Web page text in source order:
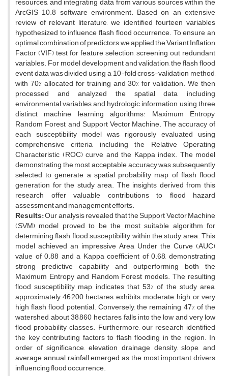
ArcGIS 10.8 software environment. Based on an extensive
review of relevant literature, we identified fourteen variables
hypothesized to influence flash flood occurrence. To ensure an
optimal combination of predictors, we applied the Variant Inflation
Factor (VIF) test for feature selection, screening out redundant
variables. For model development and validation, the flash flood
event data was divided using a 10-fold cross-validation method,
with 70% allocated for training and 30% for validation. We then
processed and analyzed the spatial data, including
environmental variables and hydrologic information, using three
distinct machine learning algorithms: Maximum Entropy,
Random Forest, and Support Vector Machine. The accuracy of
each susceptibility model was rigorously evaluated using
comprehensive criteria, including the Relative Operating
Characteristic (ROC) curve and the Kappa index. The model
demonstrating the most acceptable accuracy was subsequently
selected to generate a spatial probability map of flash flood
generation for the study area. The insights derived from this
research offer valuable contributions to flood hazard
assessment and management efforts.
Results:Our analysis revealed that the Support Vector Machine
(SVM) model proved to be the most suitable algorithm for
determining flash flood susceptibility within the study area. This
model achieved an impressive Area Under the Curve (AUC)
value of 0.88 and a Kappa coefficient of 0.68, demonstrating
strong predictive capability and outperforming both the
Maximum Entropy and Random Forest models. The resulting
flood susceptibility map indicates that 53% of the study area,
approximately 46,200 hectares, exhibits moderate, high, or very
high flash flood potential. Conversely, the remaining 47% of the
watershed, about 38,860 hectares, falls into the low and very low
flood probability classes. Furthermore, our research identified
the key contributing factors to flash flooding in the region. In
order of significance, elevation, drainage density, slope, and
average annual rainfall emerged as the most important drivers
influencing flood occurrence.